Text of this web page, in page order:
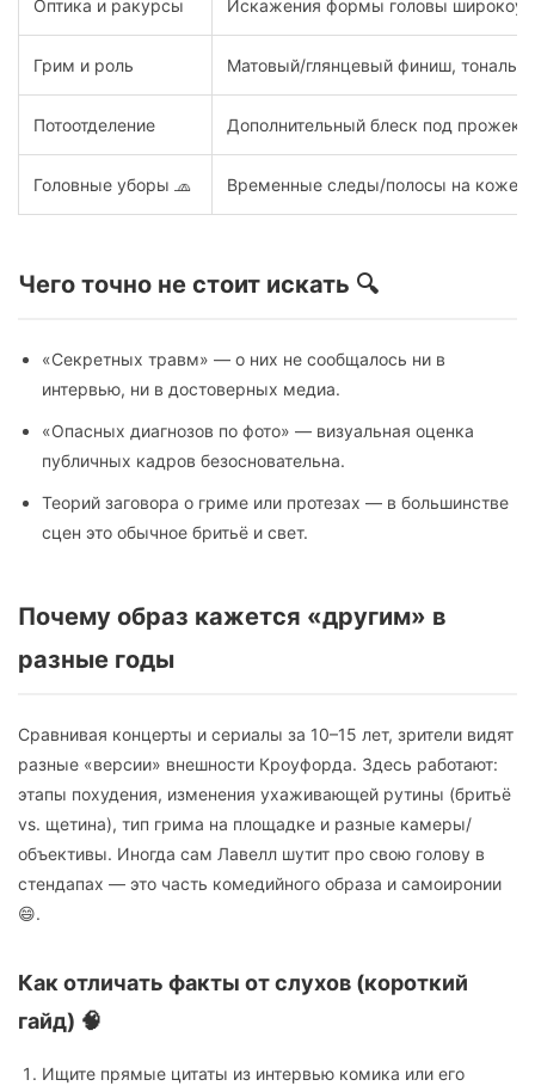
Оптика и ракурсы Искажения формы головы
Грим и роль Матовый/глянцевый финиш,
Потоотделение Дополнительный блеск под
Головные уборы 🧢 Временные следы/полосы на коже
Чего точно не стоит искать 🔍
«Секретных травм» — о них не сообщалось ни в
интервью, ни в достоверных медиа.
«Опасных диагнозов по фото» — визуальная оценка
публичных кадров безосновательна.
Теорий заговора о гриме или протезах — в большинстве
сцен это обычное бритьё и свет.
Почему образ кажется «другим» в
разные годы
Сравнивая концерты и сериалы за 10–15 лет, зрители видят
разные «версии» внешности Кроуфорда. Здесь работают:
этапы похудения, изменения ухаживающей рутины (бритьё
vs. щетина), тип грима на площадке и разные камеры/
объективы. Иногда сам Лавелл шутит про свою голову в
стендапах — это часть комедийного образа и самоиронии
😄.
Как отличать факты от слухов (короткий
гайд) 🧠
Ищите прямые цитаты из интервью комика или его